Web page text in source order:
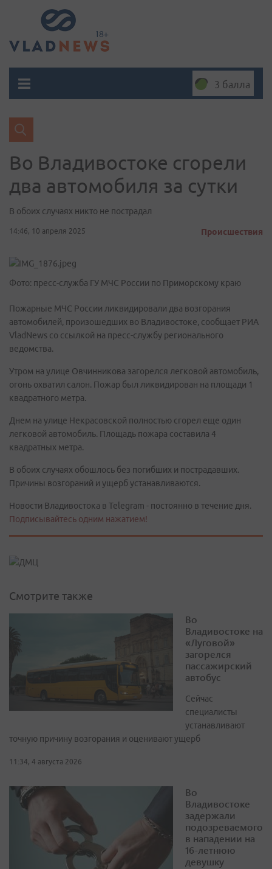
3 балла
Во Владивостоке сгорели
два автомобиля за сутки
В обоих случаях никто не пострадал
14:46, 10 апреля 2025 Происшествия
Фото: пресс-служба ГУ МЧС России по Приморскому краю
Пожарные МЧС России ликвидировали два возгорания
автомобилей, произошедших во Владивостоке, сообщает РИА
VladNews со ссылкой на пресс-службу регионального
ведомства.
Утром на улице Овчинникова загорелся легковой автомобиль,
огонь охватил салон. Пожар был ликвидирован на площади 1
квадратного метра.
Днем на улице Некрасовской полностью сгорел еще один
легковой автомобиль. Площадь пожара составила 4
квадратных метра.
В обоих случаях обошлось без погибших и пострадавших.
Причины возгораний и ущерб устанавливаются.
Новости Владивостока в Telegram - постоянно в течение дня.
Подписывайтесь одним нажатием!
Смотрите также
Во
Владивостоке на
«Луговой»
загорелся
пассажирский
автобус
Сейчас
специалисты
устанавливают
точную причину возгорания и оценивают ущерб
11:34, 4 августа 2026
Во
Владивостоке
задержали
подозреваемого
в нападении на
16-летнюю
девушку